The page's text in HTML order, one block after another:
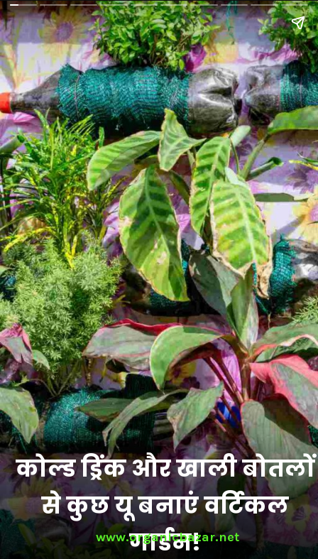
कोल्ड ड्रिंक और खाली बोतलों
से कुछ यू बनाएं वर्टिकल
गार्डन!
www.organicbazar.net